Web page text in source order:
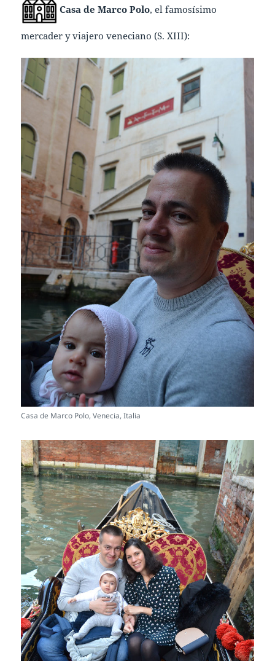
Casa de Marco Polo, el famosísimo
mercader y viajero veneciano (S. XIII):
Casa de Marco Polo, Venecia, Italia